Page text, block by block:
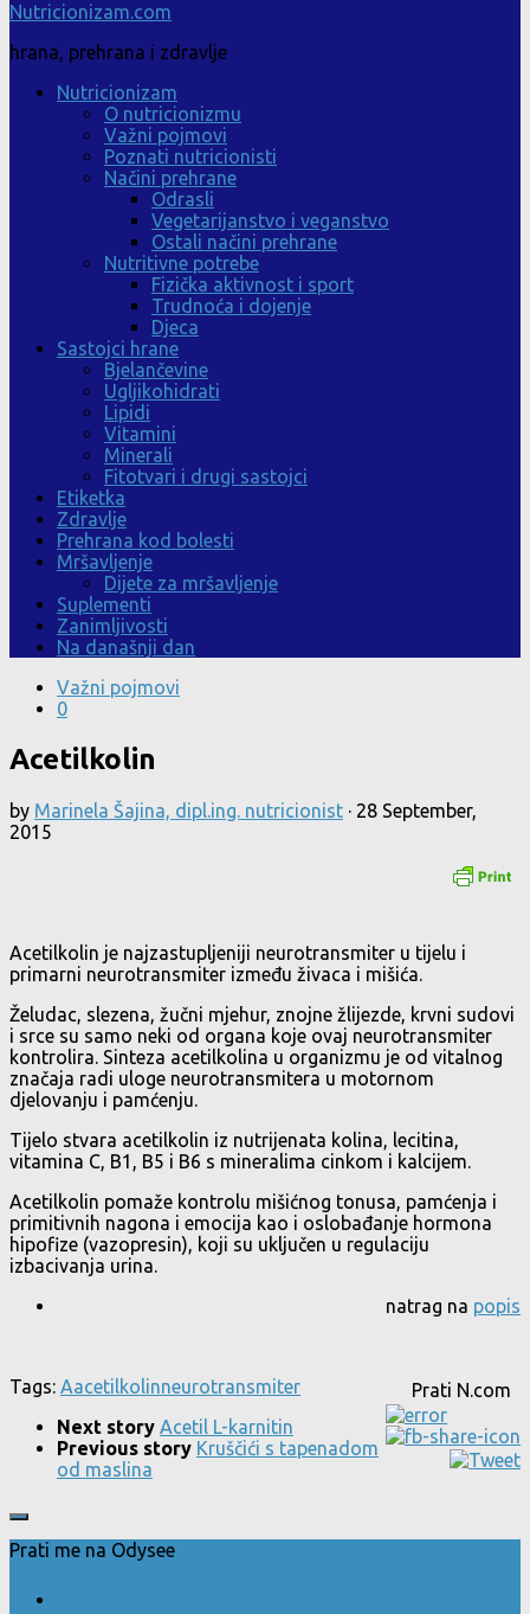
Nutricionizam.com
hrana, prehrana i zdravlje
Nutricionizam
O nutricionizmu
Važni pojmovi
Poznati nutricionisti
Načini prehrane
Odrasli
Vegetarijanstvo i veganstvo
Ostali načini prehrane
Nutritivne potrebe
Fizička aktivnost i sport
Trudnoća i dojenje
Djeca
Sastojci hrane
Bjelančevine
Ugljikohidrati
Lipidi
Vitamini
Minerali
Fitotvari i drugi sastojci
Etiketka
Zdravlje
Prehrana kod bolesti
Mršavljenje
Dijete za mršavljenje
Suplementi
Zanimljivosti
Na današnji dan
Važni pojmovi
0
Acetilkolin
by Marinela Šajina, dipl.ing. nutricionist · 28 September,
2015
Acetilkolin je najzastupljeniji neurotransmiter u tijelu i
primarni neurotransmiter između živaca i mišića.
Želudac, slezena, žučni mjehur, znojne žlijezde, krvni sudovi
i srce su samo neki od organa koje ovaj neurotransmiter
kontrolira. Sinteza acetilkolina u organizmu je od vitalnog
značaja radi uloge neurotransmitera u motornom
djelovanju i pamćenju.
Tijelo stvara acetilkolin iz nutrijenata kolina, lecitina,
vitamina C, B1, B5 i B6 s mineralima cinkom i kalcijem.
Acetilkolin pomaže kontrolu mišićnog tonusa, pamćenja i
primitivnih nagona i emocija kao i oslobađanje hormona
hipofize (vazopresin), koji su uključen u regulaciju
izbacivanja urina.
natrag na popis
Prati N.com
Tags: Aacetilkolinneurotransmiter
Next story Acetil L-karnitin
Previous story Kruščići s tapenadom
od maslina
Prati me na Odysee